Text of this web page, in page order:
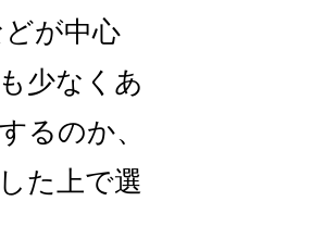
が中心
少なくあ
るのか、
た上で選